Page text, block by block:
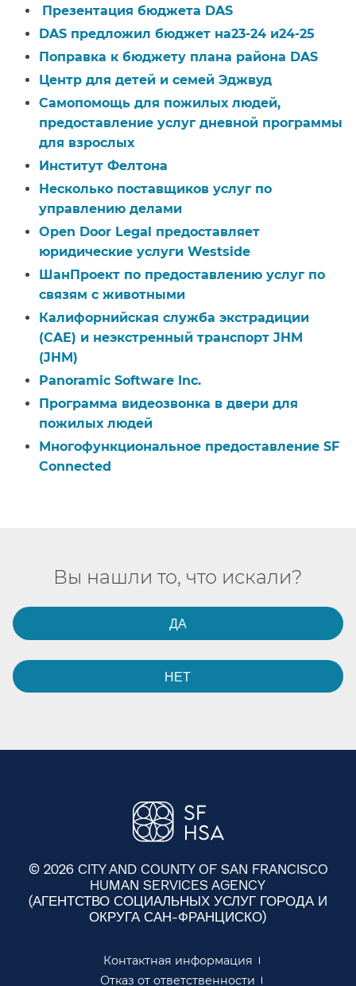
Презентация бюджета DAS​​
DAS предложил бюджет на23-24 и24-25​​
Поправка к бюджету плана района DAS​​
Центр для детей и семей Эджвуд​​
Самопомощь для пожилых людей,
предоставление услуг дневной программы
для взрослых​​
Институт Фелтона​​
Несколько поставщиков услуг по
управлению делами​​
Open Door Legal предоставляет
юридические услуги Westside​​
ШанПроект по предоставлению услуг по
связям с животными
Калифорнийская служба экстрадиции
(CAE) и неэкстренный транспорт JHM
(JHM)​​
Panoramic Software Inc.​​
Программа видеозвонка в двери для
пожилых людей​​
Многофункциональное предоставление SF
Connected​​
Вы нашли то, что искали?​​
ДА​​
НЕТ​​
© 2026 CITY AND COUNTY OF SAN FRANCISCO
HUMAN SERVICES AGENCY
(АГЕНТСТВО СОЦИАЛЬНЫХ УСЛУГ ГОРОДА И
ОКРУГА САН-ФРАНЦИСКО)​​
Контактная информация​​
Отказ от ответственности​​